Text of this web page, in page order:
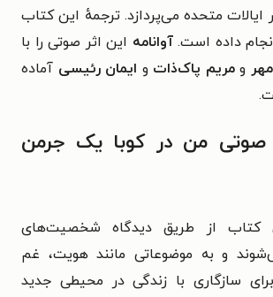
ایالات متحده می‌پردازد. ترجمهٔ این کتاب
داده است.آوانامه این اثر صوتی را با
ومریم پاک‌ذات و ایمان رئیسی آماده
صوتی من در کوبا یک جرمن
کتاب از طریق دیدگاه شخصیت‌های
و به موضوعاتی مانند هویت، غم
سازگاری با زندگی در محیطی جدید